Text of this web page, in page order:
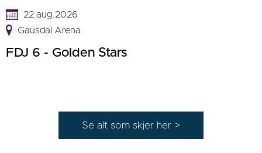
22.aug.2026
Gausdal Arena
FDJ 6 - Golden Stars